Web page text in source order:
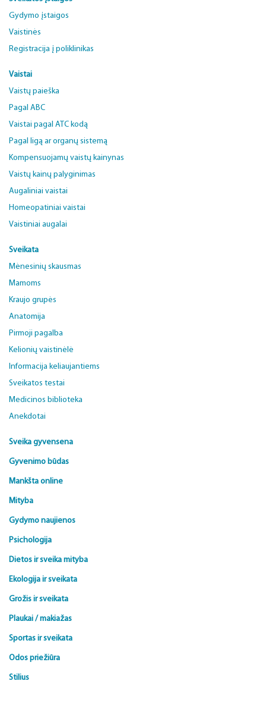
Gydymo įstaigos
Vaistinės
Registracija į poliklinikas
Vaistai
Vaistų paieška
Pagal ABC
Vaistai pagal ATC kodą
Pagal ligą ar organų sistemą
Kompensuojamų vaistų kainynas
Vaistų kainų palyginimas
Augaliniai vaistai
Homeopatiniai vaistai
Vaistiniai augalai
Sveikata
Mėnesinių skausmas
Mamoms
Kraujo grupės
Anatomija
Pirmoji pagalba
Kelionių vaistinėlė
Informacija keliaujantiems
Sveikatos testai
Medicinos biblioteka
Anekdotai
Sveika gyvensena
Gyvenimo būdas
Mankšta online
Mityba
Gydymo naujienos
Psichologija
Dietos ir sveika mityba
Ekologija ir sveikata
Grožis ir sveikata
Plaukai / makiažas
Sportas ir sveikata
Odos priežiūra
Stilius